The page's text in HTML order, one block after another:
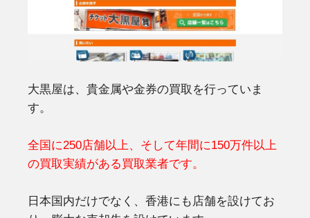
大黒屋は、貴金属や金券の買取を行っていま
す。
全国に250店舗以上、そして年間に150万件以上
の買取実績がある買取業者です。
日本国内だけでなく、香港にも店舗を設けてお